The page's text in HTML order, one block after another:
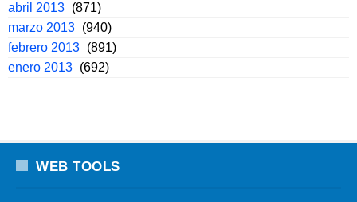
abril 2013 (871)
marzo 2013 (940)
febrero 2013 (891)
enero 2013 (692)
WEB TOOLS